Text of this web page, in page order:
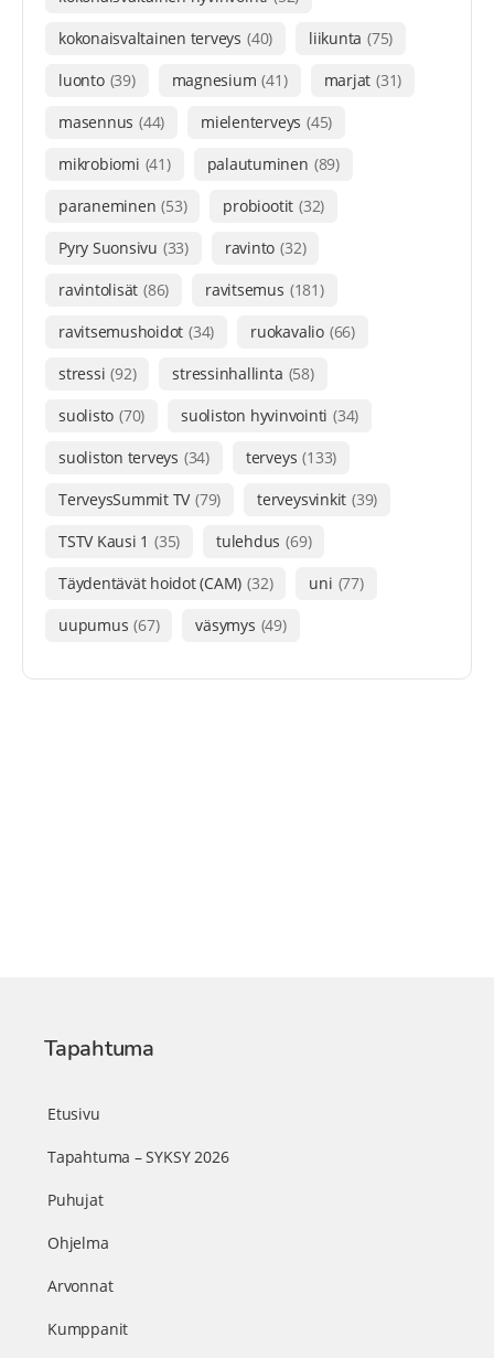
kokonaisvaltainen terveys (40) liikunta (75)
luonto (39) magnesium (41) marjat (31)
masennus (44) mielenterveys (45)
mikrobiomi (41) palautuminen (89)
paraneminen (53) probiootit (32)
Pyry Suonsivu (33) ravinto (32)
ravintolisät (86) ravitsemus (181)
ravitsemushoidot (34) ruokavalio (66)
stressi (92) stressinhallinta (58)
suolisto (70) suoliston hyvinvointi (34)
suoliston terveys (34) terveys (133)
TerveysSummit TV (79) terveysvinkit (39)
TSTV Kausi 1 (35) tulehdus (69)
Täydentävät hoidot (CAM) (32) uni (77)
uupumus (67) väsymys (49)
Tapahtuma
Etusivu
Tapahtuma – SYKSY 2026
Puhujat
Ohjelma
Arvonnat
Kumppanit